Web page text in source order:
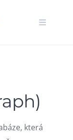
která